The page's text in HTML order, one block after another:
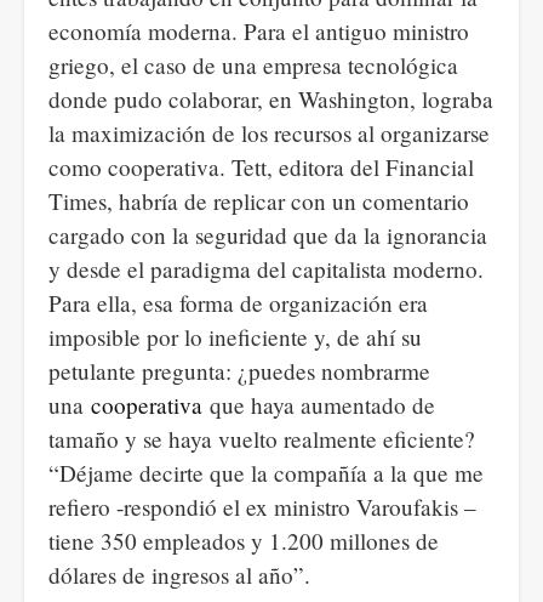
economía moderna. Para el antiguo ministro
griego, el caso de una empresa tecnológica
donde pudo colaborar, en Washington, lograba
la maximización de los recursos al organizarse
como cooperativa. Tett, editora del Financial
Times, habría de replicar con un comentario
cargado con la seguridad que da la ignorancia
y desde el paradigma del capitalista moderno.
Para ella, esa forma de organización era
imposible por lo ineficiente y, de ahí su
petulante pregunta: ¿puedes nombrarme
una cooperativa que haya aumentado de
tamaño y se haya vuelto realmente eficiente?
“Déjame decirte que la compañía a la que me
refiero -respondió el ex ministro Varoufakis –
tiene 350 empleados y 1.200 millones de
dólares de ingresos al año”.